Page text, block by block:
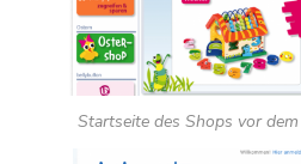
Startseite des Shops vor